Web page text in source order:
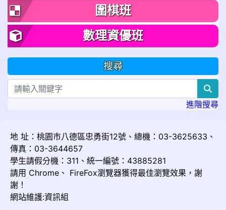
圍棋班
數理資優班
搜尋
進階搜尋
地 址：桃園市八德區忠勇街12號、總機：03-3625633、
傳真：03-3644657
學生請假分機：311、統一編號：43885281
請用 Chrome 、 FireFox瀏覽器獲得最佳瀏覽效果，謝
謝！
網站維護:資訊組